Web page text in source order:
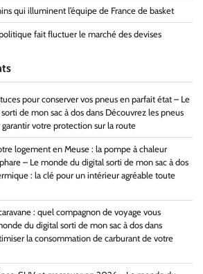
qui illuminent l’équipe de France de basket
fait fluctuer le marché des devises
pour conserver vos pneus en parfait état – Le
de mon sac à dos dans Découvrez les pneus
garantir votre protection sur la route
logement en Meuse : la pompe à chaleur
– Le monde du digital sorti de mon sac à dos
: la clé pour un intérieur agréable toute
: quel compagnon de voyage vous
du digital sorti de mon sac à dos dans
la consommation de carburant de votre